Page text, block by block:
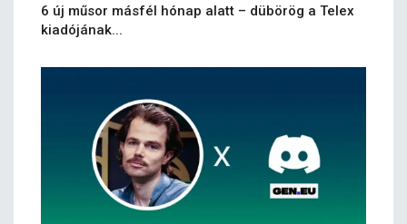
6 új műsor másfél hónap alatt – dübörög a Telex
kiadójának...